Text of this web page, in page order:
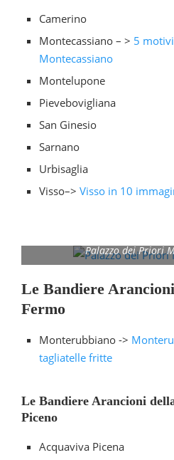
Camerino
Montecassiano – > 5
Montecassiano
Montelupone
Pievebovigliana
San Ginesio
Sarnano
Urbisaglia
Visso–> Visso in 10
Palazzo dei Priori
Le Bandiere
Fermo
Monterubbiano ->
tagliatelle fritte
Le Bandiere Arancioni
Piceno
Acquaviva Picena